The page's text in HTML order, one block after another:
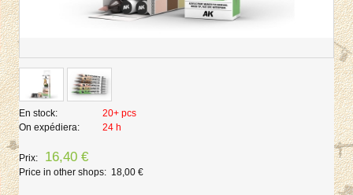
En stock:
20+ pcs
On expédiera:
24 h
Prix: 16,40 €
Price in other shops: 18,00 €